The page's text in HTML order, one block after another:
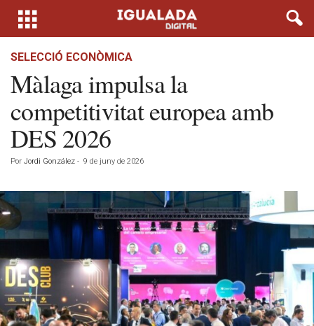
SELECCIÓ ECONÒMICA
Màlaga impulsa la
competitivitat europea amb
DES 2026
Por Jordi González - 9 de juny de 2026